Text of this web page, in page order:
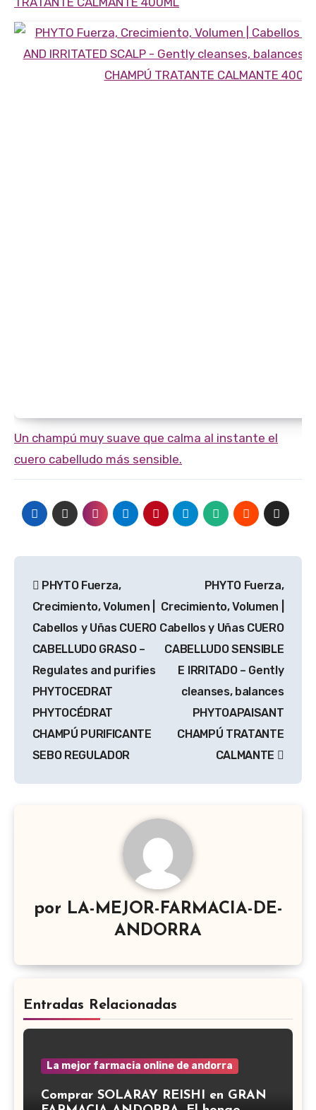
Un champú muy suave que calma al instante el
cuero cabelludo más sensible.
de
entradas
PHYTO Fuerza,
Crecimiento, Volumen |
Cabellos y Uñas CUERO
CABELLUDO GRASO –
Regulates and purifies
PHYTOCEDRAT
PHYTOCÉDRAT
CHAMPÚ PURIFICANTE
SEBO REGULADOR
PHYTO Fuerza,
Crecimiento, Volumen |
Cabellos y Uñas CUERO
CABELLUDO SENSIBLE
E IRRITADO – Gently
cleanses, balances
PHYTOAPAISANT
CHAMPÚ TRATANTE
CALMANTE
por LA-MEJOR-FARMACIA-DE-
ANDORRA
Entradas Relacionadas
La mejor farmacia online de andorra
Comprar SOLARAY REISHI en GRAN